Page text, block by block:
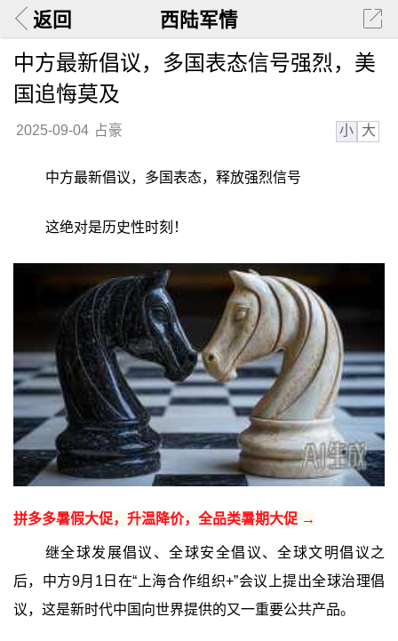
返回 西陆军情
中方最新倡议，多国表态信号强烈，美
国追悔莫及
2025-09-04 占豪 小 大
中方最新倡议，多国表态，释放强烈信号
这绝对是历史性时刻！
拼多多暑假大促，升温降价，全品类暑期大促 →
继全球发展倡议、全球安全倡议、全球文明倡议之
后，中方9月1日在“上海合作组织+”会议上提出全球治理倡
议，这是新时代中国向世界提供的又一重要公共产品。